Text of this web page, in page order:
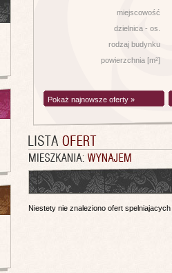
miejscowość
dzielnica - os.
rodzaj budynku
powierzchnia [m²]
Pokaż najnowsze oferty »
Niestety nie znaleziono ofert